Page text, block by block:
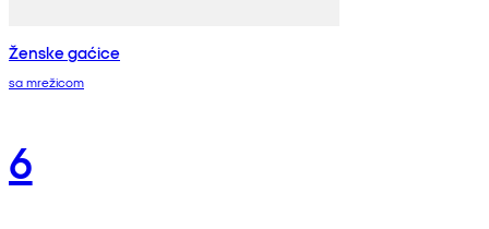
Ženske gaćice
sa mrežicom
6